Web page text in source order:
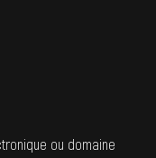
ou domaine